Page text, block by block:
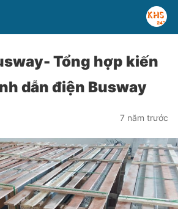
Tổng hợp kiến
dẫn điện Busway
7 năm trước